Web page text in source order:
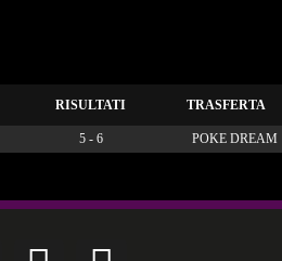
RISULTATI TRASFERTA
5 - 6 POKE DREAM